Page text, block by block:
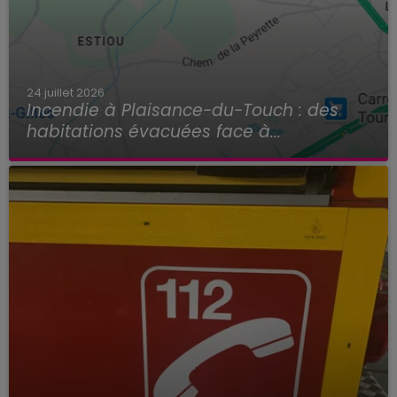
24 juillet 2026
Incendie à Plaisance-du-Touch : des
habitations évacuées face à...